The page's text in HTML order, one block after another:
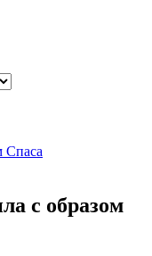
с образом